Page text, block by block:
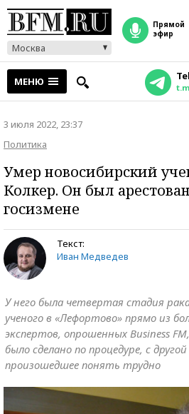
Москва
прямой
эфир
МЕНЮ
3 июля 2022, 23:37
Политика
Умер новосибирский
Колкер. Он был
госизмене
Текст:
Иван Медведев
У него была четвертая стадия
ученого в «Лефортово» прямо из
экспертов, опрошенных Business
было сделано по процедуре, с
произошедшее понять трудно